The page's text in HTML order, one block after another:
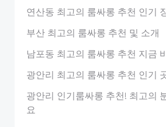
연산동 최고의 룸싸롱 추천 인기
부산 최고의 룸싸롱 추천 및 소개
남포동 최고의 룸싸롱 추천 지금
광안리 최고의 룸싸롱 추천 인기
광안리 인기룸싸롱 추천! 최고의
요